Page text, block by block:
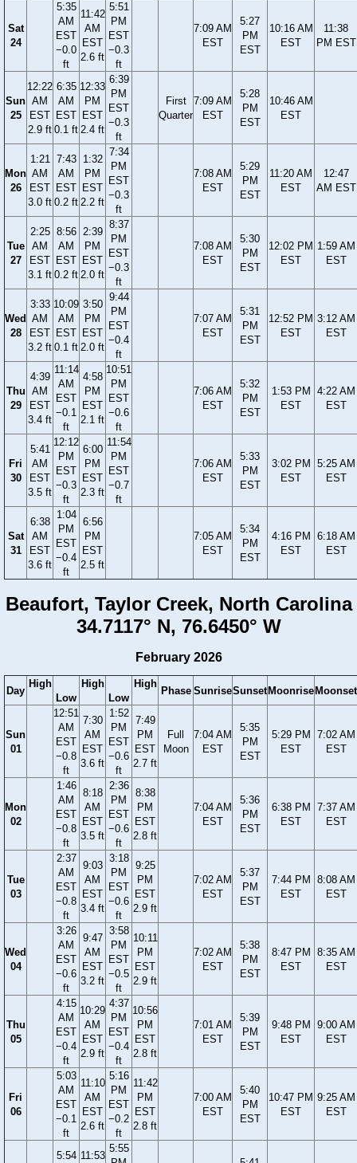
Sat
24
5:35
AM
EST
−0.0
ft
11:42
AM
EST
2.6 ft
5:51
PM
EST
−0.3
ft
7:09 AM
EST
5:27
PM
EST
10:16 AM
EST
11:38
PM EST
Sun
25
12:22
AM
EST
2.9 ft
6:35
AM
EST
0.1 ft
12:33
PM
EST
2.4 ft
6:39
PM
EST
−0.3
ft
First
Quarter
7:09 AM
EST
5:28
PM
EST
10:46 AM
EST
Mon
26
1:21
AM
EST
3.0 ft
7:43
AM
EST
0.2 ft
1:32
PM
EST
2.2 ft
7:34
PM
EST
−0.3
ft
7:08 AM
EST
5:29
PM
EST
11:20 AM
EST
12:47
AM EST
Tue
27
2:25
AM
EST
3.1 ft
8:56
AM
EST
0.2 ft
2:39
PM
EST
2.0 ft
8:37
PM
EST
−0.3
ft
7:08 AM
EST
5:30
PM
EST
12:02 PM
EST
1:59 AM
EST
Wed
28
3:33
AM
EST
3.2 ft
10:09
AM
EST
0.1 ft
3:50
PM
EST
2.0 ft
9:44
PM
EST
−0.4
ft
7:07 AM
EST
5:31
PM
EST
12:52 PM
EST
3:12 AM
EST
Thu
29
4:39
AM
EST
3.4 ft
11:14
AM
EST
−0.1
ft
4:58
PM
EST
2.1 ft
10:51
PM
EST
−0.6
ft
7:06 AM
EST
5:32
PM
EST
1:53 PM
EST
4:22 AM
EST
Fri
30
5:41
AM
EST
3.5 ft
12:12
PM
EST
−0.3
ft
6:00
PM
EST
2.3 ft
11:54
PM
EST
−0.7
ft
7:06 AM
EST
5:33
PM
EST
3:02 PM
EST
5:25 AM
EST
Sat
31
6:38
AM
EST
3.6 ft
1:04
PM
EST
−0.4
ft
6:56
PM
EST
2.5 ft
7:05 AM
EST
5:34
PM
EST
4:16 PM
EST
6:18 AM
EST
Beaufort, Taylor Creek, North Carolina
34.7117° N, 76.6450° W
February 2026
Day
High
Low
High
Low
High
Phase SunriseSunset Moonrise Moonset
Sun
01
12:51
AM
EST
−0.8
ft
7:30
AM
EST
3.6 ft
1:52
PM
EST
−0.6
ft
7:49
PM
EST
2.7 ft
Full
Moon
7:04 AM
EST
5:35
PM
EST
5:29 PM
EST
7:02 AM
EST
Mon
02
1:46
AM
EST
−0.8
ft
8:18
AM
EST
3.5 ft
2:36
PM
EST
−0.6
ft
8:38
PM
EST
2.8 ft
7:04 AM
EST
5:36
PM
EST
6:38 PM
EST
7:37 AM
EST
Tue
03
2:37
AM
EST
−0.8
ft
9:03
AM
EST
3.4 ft
3:18
PM
EST
−0.6
ft
9:25
PM
EST
2.9 ft
7:02 AM
EST
5:37
PM
EST
7:44 PM
EST
8:08 AM
EST
Wed
04
3:26
AM
EST
−0.6
ft
9:47
AM
EST
3.2 ft
3:58
PM
EST
−0.5
ft
10:11
PM
EST
2.9 ft
7:02 AM
EST
5:38
PM
EST
8:47 PM
EST
8:35 AM
EST
Thu
05
4:15
AM
EST
−0.4
ft
10:29
AM
EST
2.9 ft
4:37
PM
EST
−0.4
ft
10:56
PM
EST
2.8 ft
7:01 AM
EST
5:39
PM
EST
9:48 PM
EST
9:00 AM
EST
Fri
06
5:03
AM
EST
−0.1
ft
11:10
AM
EST
2.6 ft
5:16
PM
EST
−0.2
ft
11:42
PM
EST
2.8 ft
7:00 AM
EST
5:40
PM
EST
10:47 PM
EST
9:25 AM
EST
5:54 11:53
5:55